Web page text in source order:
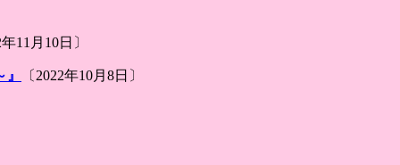
年11月10日〕
〔2022年10月8日〕